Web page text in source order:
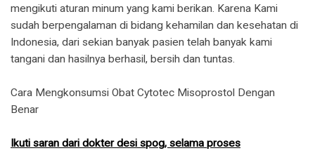
mengikuti aturan minum yang kami berikan. Karena Kami
sudah berpengalaman di bidang kehamilan dan kesehatan di
Indonesia, dari sekian banyak pasien telah banyak kami
tangani dan hasilnya berhasil, bersih dan tuntas.
Cara Mengkonsumsi Obat Cytotec Misoprostol Dengan
Benar
Ikuti saran dari dokter desi spog, selama proses